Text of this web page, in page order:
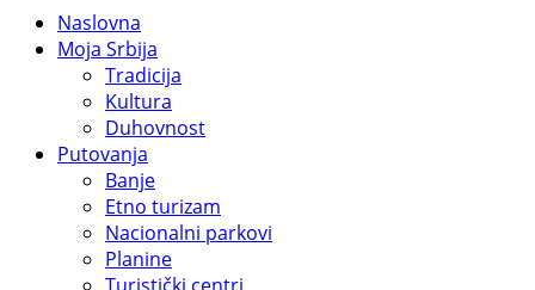
Naslovna
Moja Srbija
Tradicija
Kultura
Duhovnost
Putovanja
Banje
Etno turizam
Nacionalni parkovi
Planine